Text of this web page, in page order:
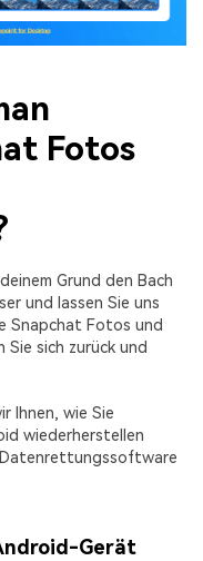
Fotos
Grund den Bach
und lassen Sie uns
Snapchat Fotos und
sich zurück und
Ihnen, wie Sie
wiederherstellen
Datenrettungssoftware
Gerät